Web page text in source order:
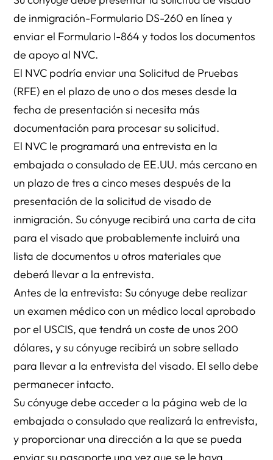
de inmigración-Formulario DS-260 en línea y
enviar el Formulario I-864 y todos los documentos
de apoyo al NVC.
El NVC podría enviar una Solicitud de Pruebas
(RFE) en el plazo de uno o dos meses desde la
fecha de presentación si necesita más
documentación para procesar su solicitud.
El NVC le programará una entrevista en la
embajada o consulado de EE.UU. más cercano en
un plazo de tres a cinco meses después de la
presentación de la solicitud de visado de
inmigración. Su cónyuge recibirá una carta de cita
para el visado que probablemente incluirá una
lista de documentos u otros materiales que
deberá llevar a la entrevista.
Antes de la entrevista: Su cónyuge debe realizar
un examen médico con un médico local aprobado
por el USCIS, que tendrá un coste de unos 200
dólares, y su cónyuge recibirá un sobre sellado
para llevar a la entrevista del visado. El sello debe
permanecer intacto.
Su cónyuge debe acceder a la página web de la
embajada o consulado que realizará la entrevista,
y proporcionar una dirección a la que se pueda